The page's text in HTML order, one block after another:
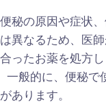
便秘の原因や症状
は異なるため、医
合ったお薬を処方し
一般的に、便秘で
があります。